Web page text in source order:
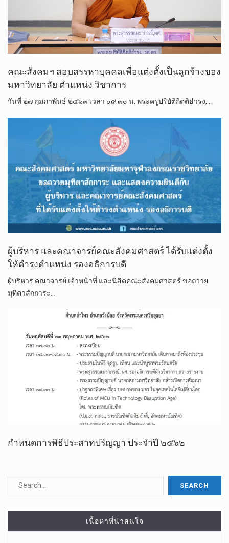
คณะสังคมฯ สอบสรรหาบุคคลเพื่อแต่งตั้งเป็นลูกจ้างของ
มหาวิทยาลัย ตำแหน่ง วิชาการ
วันที่ ๒๗ กุมภาพันธ์ ๒๕๖๓ เวลา ๐๙.๓๐ น. พระครูปริยัติกิตติธำรง,…
ผู้บริหาร และคณาจารย์คณะสังคมศาสตร์ ได้รับแต่งตั้ง
ให้ดำรงตำแหน่ง รองอธิการบดี
ผู้บริหาร คณาจารย์ เจ้าหน้าที่ และนิสิตคณะสังคมศาสตร์ ขอถวาย
มุทิตาสักการะ…
กำหนดการ​พิธีประสาทปริญญา​ ประจำปี​ ๒๕๖๒
เนื้อหาที่น่าสนใจ